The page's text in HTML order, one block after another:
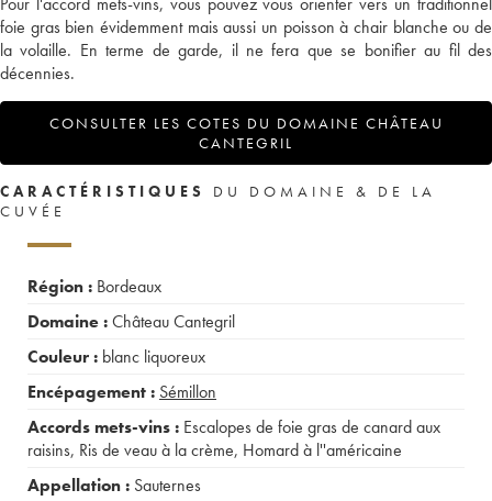
foie gras bien évidemment mais aussi un poisson à chair blanche ou de
la volaille. En terme de garde, il ne fera que se bonifier au fil des
décennies.
CONSULTER LES COTES DU DOMAINE CHÂTEAU
CANTEGRIL
CARACTÉRISTIQUES
DU DOMAINE & DE LA
CUVÉE
Région : Bordeaux
Domaine :Château Cantegril
Couleur : blanc liquoreux
Encépagement : Sémillon
Accords mets-vins : Escalopes de foie gras de canard aux
raisins, Ris de veau à la crème, Homard à l''américaine
Appellation : Sauternes